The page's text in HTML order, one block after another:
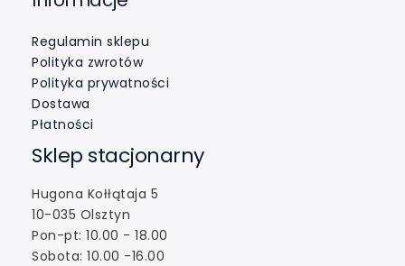
Regulamin sklepu
Polityka zwrotów
Polityka prywatności
Dostawa
Płatności
Sklep stacjonarny
Hugona Kołłątaja 5
10-035 Olsztyn
Pon-pt: 10.00 - 18.00
Sobota: 10.00 -16.00